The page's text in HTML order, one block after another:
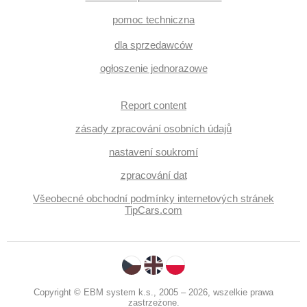
pomoc techniczna
dla sprzedawców
ogłoszenie jednorazowe
Report content
zásady zpracování osobních údajů
nastavení soukromí
zpracování dat
Všeobecné obchodní podmínky internetových stránek
TipCars.com
Copyright © EBM system k.s., 2005 – 2026, wszelkie prawa
zastrzeżone.